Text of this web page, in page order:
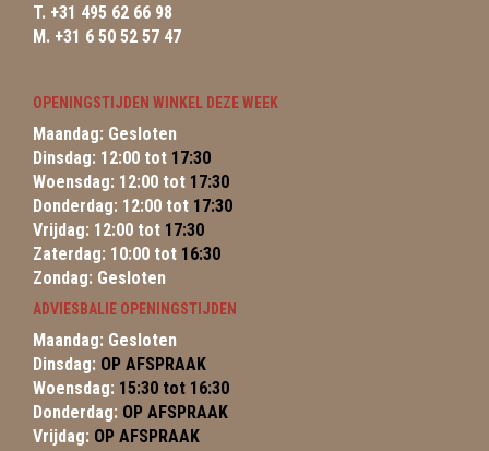
T. +31 495 62 66 98
M. +31 6 50 52 57 47
OPENINGSTIJDEN WINKEL DEZE WEEK
Maandag: Gesloten
Dinsdag: 12:00 tot 17:30
Woensdag: 12:00 tot 17:30
Donderdag: 12:00 tot 17:30
Vrijdag: 12:00 tot 17:30
Zaterdag: 10:00 tot 16:30
Zondag: Gesloten
ADVIESBALIE OPENINGSTIJDEN
Maandag: Gesloten
Dinsdag: OP AFSPRAAK
Woensdag: 15:30 tot 16:30
Donderdag: OP AFSPRAAK
Vrijdag: OP AFSPRAAK